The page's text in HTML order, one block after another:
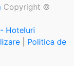
Copyright ©
Hoteluri
Politica de